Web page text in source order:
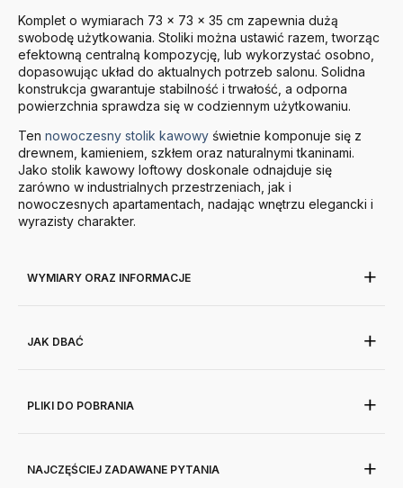
Komplet o wymiarach 73 × 73 × 35 cm zapewnia dużą
swobodę użytkowania. Stoliki można ustawić razem, tworząc
efektowną centralną kompozycję, lub wykorzystać osobno,
dopasowując układ do aktualnych potrzeb salonu. Solidna
konstrukcja gwarantuje stabilność i trwałość, a odporna
powierzchnia sprawdza się w codziennym użytkowaniu.
Ten nowoczesny stolik kawowy świetnie komponuje się z
drewnem, kamieniem, szkłem oraz naturalnymi tkaninami.
Jako stolik kawowy loftowy doskonale odnajduje się
zarówno w industrialnych przestrzeniach, jak i
nowoczesnych apartamentach, nadając wnętrzu elegancki i
wyrazisty charakter.
WYMIARY ORAZ INFORMACJE
JAK DBAĆ
PLIKI DO POBRANIA
NAJCZĘŚCIEJ ZADAWANE PYTANIA